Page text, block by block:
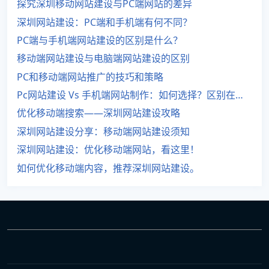
探究深圳移动网站建设与PC端网站的差异
深圳网站建设：PC端和手机端有何不同？
PC端与手机端网站建设的区别是什么？
移动端网站建设与电脑端网站建设的区别
PC和移动端网站推广的技巧和策略
Pc网站建设 Vs 手机端网站制作：如何选择？区别在哪？
优化移动端搜索——深圳网站建设攻略
深圳网站建设分享：移动端网站建设须知
深圳网站建设：优化移动端网站，看这里！
如何优化移动端内容，推荐深圳网站建设。